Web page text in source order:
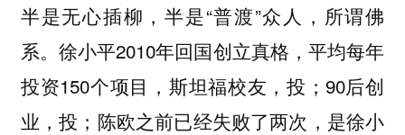
半是无心插柳，半是“普渡”众人，所谓佛
系。徐小平2010年回国创立真格，平均每年
投资150个项目，斯坦福校友，投；90后创
业，投；陈欧之前已经失败了两次，是徐小